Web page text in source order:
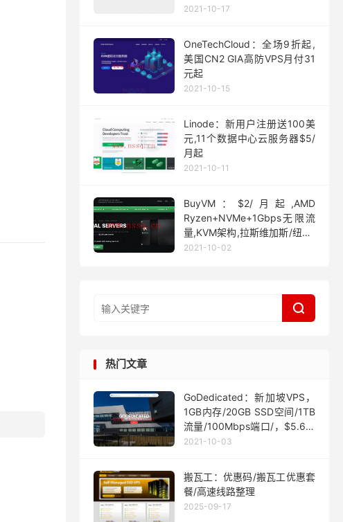
2021-10-17
OneTechCloud：全场9折起,
美国CN2 GIA高防VPS月付31
元起
2021-10-15
Linode：新用户注册送100美
元,11个数据中心云服务器$5/
月起
2021-10-11
BuyVM：$2/月起,AMD
Ryzen+NVMe+1Gbps无限流
量,KVM架构,拉斯维加斯/纽约/
迈阿密
2021-10-02

热门文章
GoDedicated：新加坡VPS，
1GB内存/20GB SSD空间/1TB
流量/100Mbps端口/，$5.63/
月起
2021-10-03
搬瓦工：优惠码/搬瓦工优惠套
餐/高速线路整理
2025-09-17